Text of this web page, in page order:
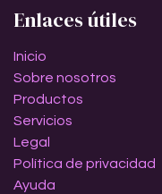
Enlaces útiles
Inicio
Sobre nosotros
Productos
Servicios
Legal
Política de privacidad
Ayuda